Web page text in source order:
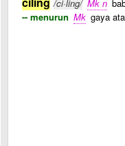
/ci·ling/ Mk n
-- menurun Mk gaya